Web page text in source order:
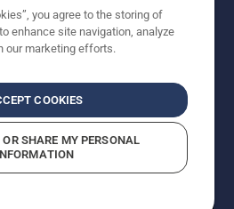
you agree to the storing of
enhance site navigation, analyze
our marketing efforts.
COOKIES
SHARE MY PERSONAL